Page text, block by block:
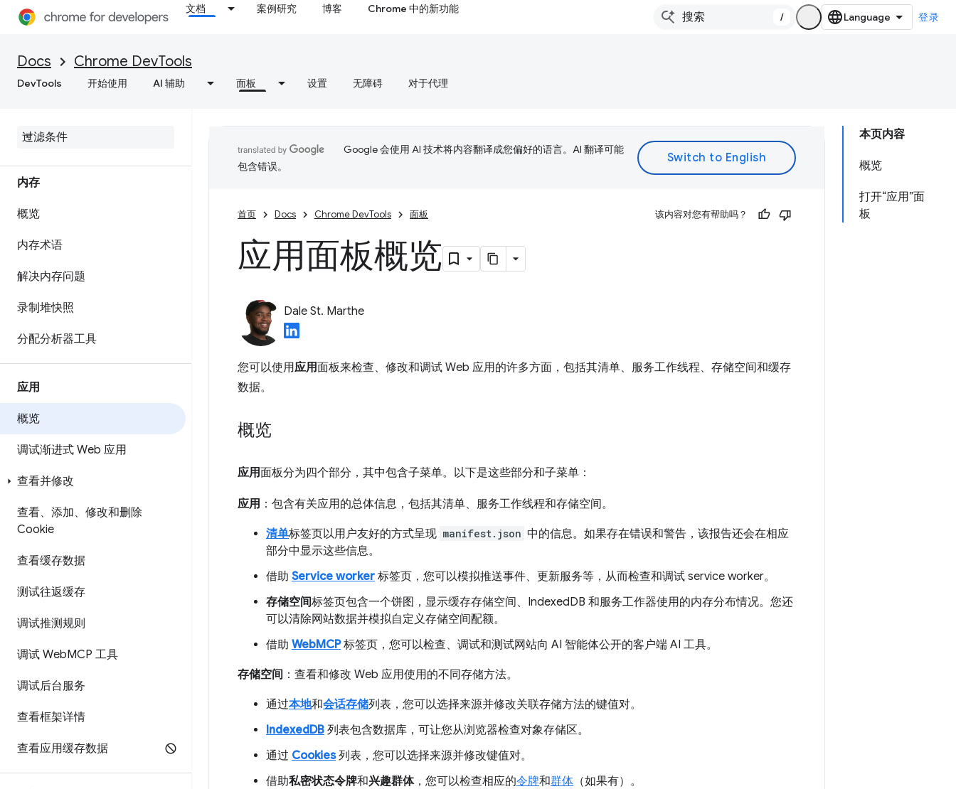
文档 案例研究 博客 Chrome 中的新功能
/ 登录
Docs Chrome DevTools
DevTools 开始使用 AI 辅助 面板 设置 无障碍 对于代理
获取有关网站性能的富有实用价
值的分析洞见
保存性能轨迹
优化网页速度
内存
概览
内存术语
解决内存问题
录制堆快照
分配分析器工具
应用
概览
调试渐进式 Web 应用
查看并修改
查看、添加、修改和删除
Cookie
查看缓存数据
测试往返缓存
调试推测规则
调试 WebMCP 工具
调试后台服务
查看框架详情
查看应用缓存数据
本页内容
概览
打开“应用”面
板
Google 会使用 AI 技术将内容翻译成您偏好的语言。AI 翻译可能
包含错误。
首页 Docs Chrome DevTools 面板 该内容对您有帮助吗？
应用面板概览
Dale St. Marthe
您可以使用应用面板来检查、修改和调试 Web 应用的许多方面，包括其清单、服务工作线程、存储空间和缓存
数据。
概览
应用面板分为四个部分，其中包含子菜单。以下是这些部分和子菜单：
应用 ：包含有关应用的总体信息，包括其清单、服务工作线程和存储空间。
清单标签页以用户友好的方式呈现 manifest.json 中的信息。如果存在错误和警告，该报告还会在相应
部分中显示这些信息。
借助 Service worker 标签页，您可以模拟推送事件、更新服务等，从而检查和调试 service worker。
存储空间标签页包含一个饼图，显示缓存存储空间、IndexedDB 和服务工作器使用的内存分布情况。您还
可以清除网站数据并模拟自定义存储空间配额。
借助 WebMCP标签页，您可以检查、调试和测试网站向 AI 智能体公开的客户端 AI 工具。
存储空间 ：查看和修改 Web 应用使用的不同存储方法。
通过本地和会话存储列表，您可以选择来源并修改关联存储方法的键值对。
IndexedDB 列表包含数据库，可让您从浏览器检查对象存储区。
通过 Cookies列表，您可以选择来源并修改键值对。
借助私密状态令牌和兴趣群体，您可以检查相应的令牌和群体 （如果有）。